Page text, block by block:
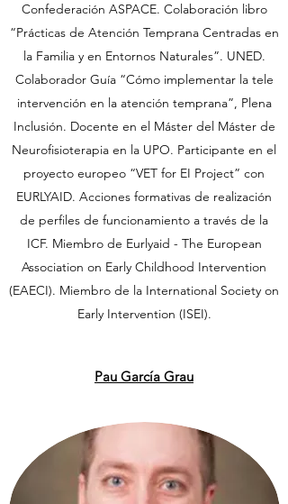
Confederación ASPACE. Colaboración libro
“Prácticas de Atención Temprana Centradas en
la Familia y en Entornos Naturales”. UNED.
Colaborador Guía “Cómo implementar la tele
intervención en la atención temprana”, Plena
Inclusión. Docente en el Máster del Máster de
Neurofisioterapia en la UPO. Participante en el
proyecto europeo “VET for EI Project” con
EURLYAID. Acciones formativas de realización
de perfiles de funcionamiento a través de la
ICF. Miembro de Eurlyaid - The European
Association on Early Childhood Intervention
(EAECI). Miembro de la International Society on
Early Intervention (ISEI).
Pau García Grau